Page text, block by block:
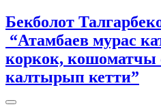
Бекболот
“Атамбаев мурас
коркок, кошоматчы
калтырып кетти”